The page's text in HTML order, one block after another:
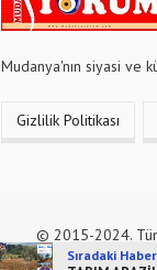
Sıradaki Haber
Mudanya'nın siyasi ve
Gizlilik Politikası
© 2015-2024.